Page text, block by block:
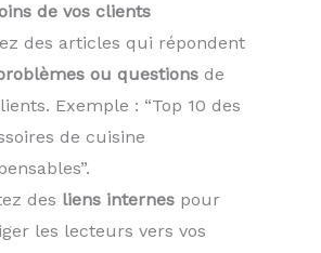
de vos clients
des articles qui répondent
ou questions de
Exemple : “Top 10 des
de cuisine
des liens internes pour
les lecteurs vers vos